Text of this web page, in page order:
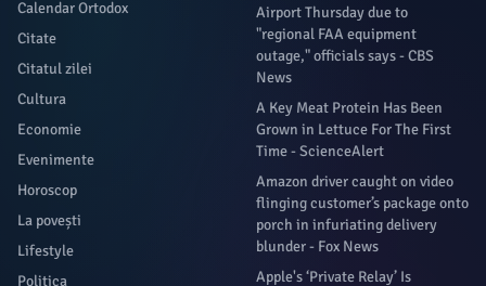
Calendar Ortodox
Citate
Citatul zilei
Cultura
Economie
Evenimente
Horoscop
La povești
Lifestyle
Politica
Airport Thursday due to
"regional FAA equipment
outage," officials says - CBS
News
A Key Meat Protein Has Been
Grown in Lettuce For The First
Time - ScienceAlert
Amazon driver caught on video
flinging customer’s package onto
porch in infuriating delivery
blunder - Fox News
Apple's ‘Private Relay’ Is